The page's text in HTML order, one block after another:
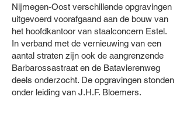
Nijmegen-Oost verschillende opgravingen
uitgevoerd voorafgaand aan de bouw van
het hoofdkantoor van staalconcern Estel.
In verband met de vernieuwing van een
aantal straten zijn ook de aangrenzende
Barbarossastraat en de Batavierenweg
deels onderzocht. De opgravingen stonden
onder leiding van J.H.F. Bloemers.